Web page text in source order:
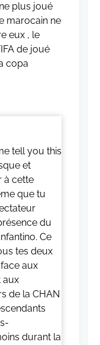
plus joué
marocain ne
eux , le
de joué
copa
tell you this
et
à cette
que tu
du
Ce
tes deux
aux
aux
de la CHAN
durant la